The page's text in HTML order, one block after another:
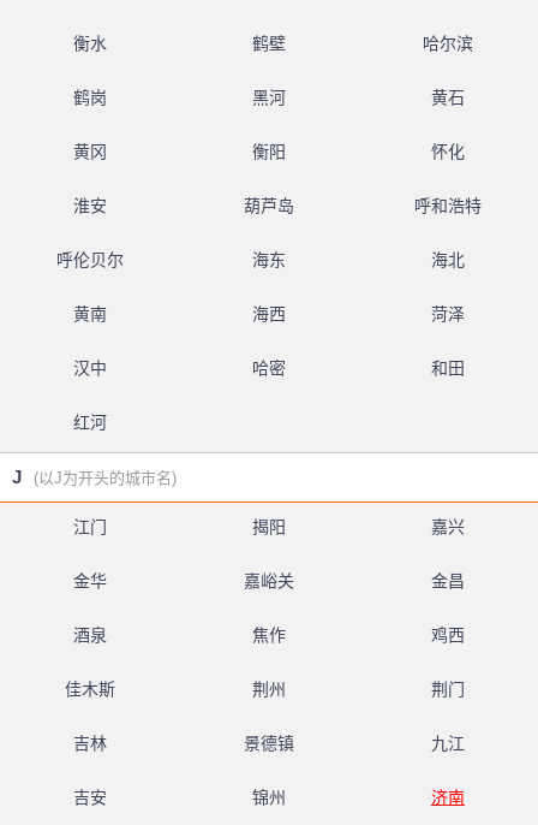
衡水 鹤壁 哈尔滨
鹤岗 黑河 黄石
黄冈 衡阳 怀化
淮安 葫芦岛 呼和浩特
呼伦贝尔 海东 海北
黄南 海西 菏泽
汉中 哈密 和田
红河
J (以J为开头的城市名)
江门 揭阳 嘉兴
金华 嘉峪关 金昌
酒泉 焦作 鸡西
佳木斯 荆州 荆门
吉林 景德镇 九江
吉安 锦州 济南